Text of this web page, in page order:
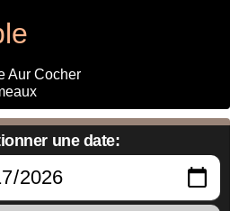
Aur Cocher
une date: